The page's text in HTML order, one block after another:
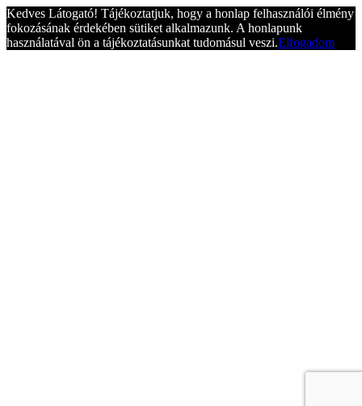
Kedves Látogató! Tájékoztatjuk, hogy a honlap felhasználói élmény
fokozásának érdekében sütiket alkalmazunk. A honlapunk
használatával ön a tájékoztatásunkat tudomásul veszi.Elfogadom